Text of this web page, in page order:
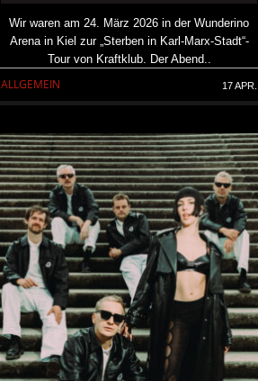
Wir waren am 24. März 2026 in der Wunderino
Arena in Kiel zur „Sterben in Karl-Marx-Stadt“-
Tour von Kraftklub. Der Abend..
ALLGEMEIN 17 APR.